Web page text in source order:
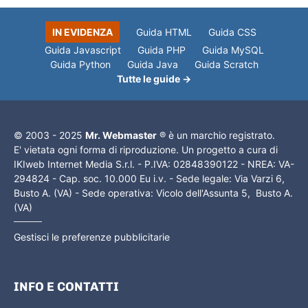
IN EVIDENZA Guida HTML
Guida CSS
Guida Javascript
Guida PHP
Guida MySQL
Guida Python
Guida Java
Guida Scratch
Tutte le guide →
© 2003 - 2025 Mr. Webmaster ® è un marchio registrato.
E' vietata ogni forma di riproduzione. Un progetto a cura di
IKIweb Internet Media S.r.l. - P.IVA: 02848390122 - NREA: VA-
294824 - Cap. soc. 10.000 Eu i.v. - Sede legale: Via Varzi 6,
Busto A. (VA) - Sede operativa: Vicolo dell'Assunta 5, Busto A.
(VA)
Gestisci le preferenze pubblicitarie
INFO E CONTATTI